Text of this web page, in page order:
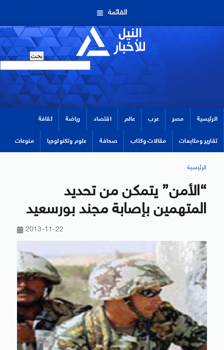
القائمة
الرئيسية مصر عرب عالم اقتصاد رياضة ثقافة
تقارير ومتابعات مقالات وكتاب صحافة علوم وتكنولوجيا منوعات
الرئيسية
“الأمن” يتمكن من تحديد
المتهمين بإصابة مجند بورسعيد
2013-11-22